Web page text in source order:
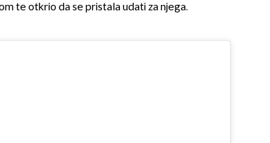
te otkrio da se pristala udati za njega.